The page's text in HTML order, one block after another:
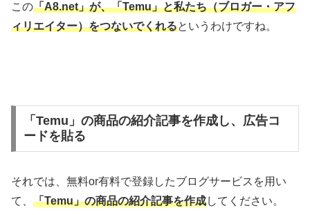
この「A8.net」が、「Temu」と私たち（ブロガー・アフ
ィリエイター）をつないでくれるというわけですね。
「Temu」の商品の紹介記事を作成し、広告コ
ードを貼る
それでは、無料or有料で登録したブログサービスを用い
て、 「Temu」の商品の紹介記事を作成してください。